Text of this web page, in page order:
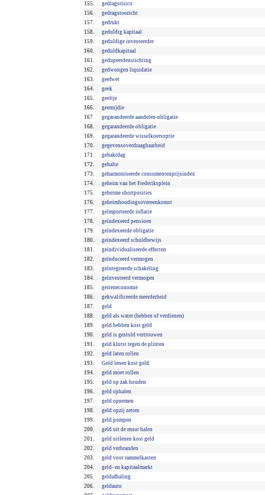
155.
gedragsrisico
156.
gedragstoezicht
157.
gedrukt
158.
geduldig kapitaal
159.
geduldige investeerder
160.
geduldkapitaal
161.
gedupeerdenstichting
162.
gedwongen liquidatie
163.
geefwet
164.
geek
165.
geeltje
166.
geemijdie
167.
gegarandeerde aandelen-obligatie
168.
gegarandeerde obligatie
169.
gegarandeerde wisselkoersoptie
170.
gegevensoverdraagbaarheid
171.
gehaktdag
172.
gehalte
173.
geharmoniseerde consumentenprijsindex
174.
geheim van het Frederiksplein
175.
geheime shortposities
176.
geheimhoudingsovereenkomst
177.
geïmporteerde inflatie
178.
geïndexeerd pensioen
179.
geïndexeerde obligatie
180.
geïndexeerd schuldbewijs
181.
geïndividualiseerde effecten
182.
geïnduceerd vermogen
183.
geïntegreerde schakeling
184.
geïnvesteerd vermogen
185.
geiteneconomie
186.
gekwalificeerde meerderheid
187.
geld
188.
geld als water (hebben of verdienen)
189.
geld hebben kost geld
190.
geld is gestold vertrouwen
191.
geld klotst tegen de plinten
192.
geld laten rollen
193.
Geld lenen kost geld
194.
geld moet rollen
195.
geld op zak houden
196.
geld ophalen
197.
geld opnemen
198.
geld opzij zetten
199.
geld pompen
200.
geld uit de muur halen
201.
geld uitlenen kost geld
202.
geld verbranden
203.
geld voor rammelkasten
204.
geld- en kapitaalmarkt
205.
geldafhaling
206.
geldauto